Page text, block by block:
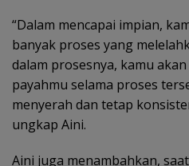
“Dalam mencapai impian,
banyak proses yang
dalam prosesnya, kamu
payahmu selama proses
menyerah dan tetap
ungkap Aini.
Aini juga menambahkan,